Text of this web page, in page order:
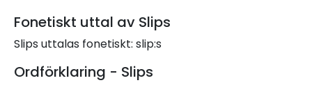
Fonetiskt uttal av Slips
Slips uttalas fonetiskt: slip:s
Ordförklaring - Slips